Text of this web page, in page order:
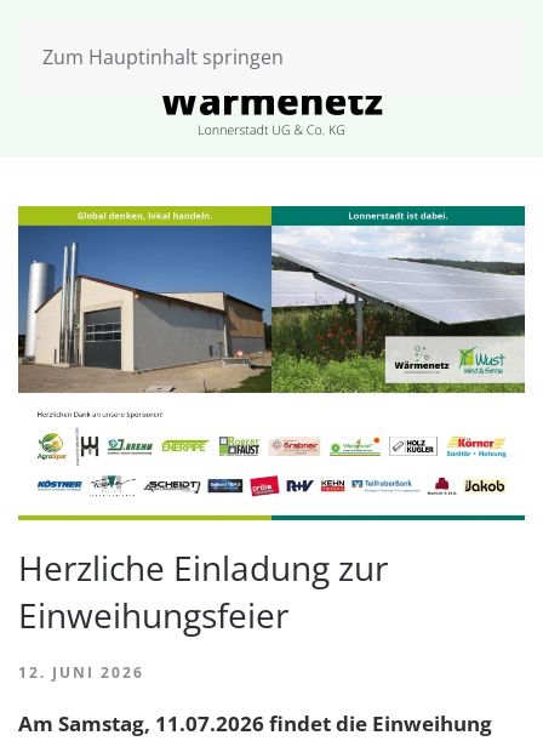
Zum Hauptinhalt springen
Herzliche Einladung zur
Einweihungsfeier
12. JUNI 2026
Am Samstag, 11.07.2026 findet die Einweihung